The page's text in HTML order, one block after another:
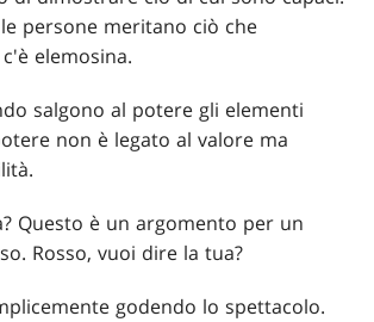
persone meritano ciò che
elemosina.
salgono al potere gli elementi
non è legato al valore ma
Questo è un argomento per un
Rosso, vuoi dire la tua?
godendo lo spettacolo.